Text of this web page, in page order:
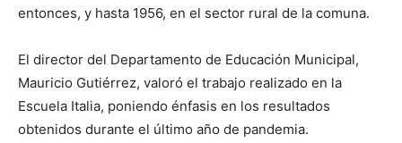
entonces, y hasta 1956, en el sector rural de la comuna.
El director del Departamento de Educación Municipal,
Mauricio Gutiérrez, valoró el trabajo realizado en la
Escuela Italia, poniendo énfasis en los resultados
obtenidos durante el último año de pandemia.